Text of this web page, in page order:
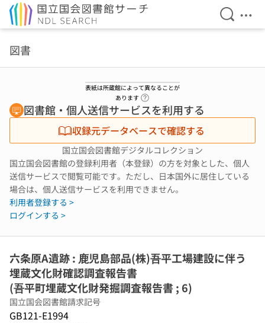
検索を
メ
図書
表紙は所蔵館によって異なることが
あります
図書館・個人送信サービスを利用する
収録元データベースで確認する
国立国会図書館デジタルコレクション
国立国会図書館の登録利用者（本登録）の方を対象とした、個人
送信サービスで閲覧可能です。ただし、日本国外に居住している
場合は、個人送信サービスを利用できません。
利用者登録する >
ログインする >
六条原A遺跡 : 鹿児島部品(株)吾平工場建設に伴う
埋蔵文化財確認調査報告書
(吾平町埋蔵文化財発掘調査報告書 ; 6)
国立国会図書館請求記号
GB121-E1994